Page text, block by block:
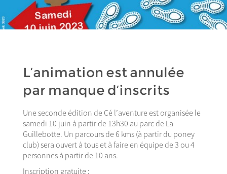
L’animation est annulée
par manque d’inscrits
Une seconde édition de Cé l’aventure est organisée le
samedi 10 juin à partir de 13h30 au parc de La
Guillebotte. Un parcours de 6 kms (à partir du poney
club) sera ouvert à tous et à faire en équipe de 3 ou 4
personnes à partir de 10 ans.
Inscription gratuite :